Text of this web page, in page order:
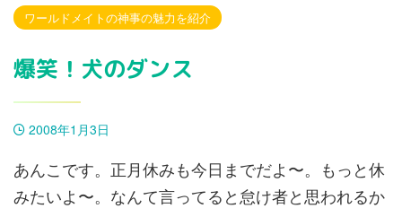
ワールドメイトの神事の魅力を紹介
爆笑！犬のダンス
2008年1月3日
あんこです。正月休みも今日までだよ〜。もっと休
みたいよ〜。なんて言ってると怠け者と思われるか